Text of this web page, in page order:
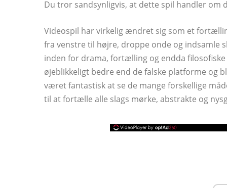
Du tror sandsynligvis, at dette spil handler om
Videospil har virkelig ændret sig som et
fra venstre til højre, droppe onde og indsamle
inden for drama, fortælling og endda
øjeblikkeligt bedre end de falske platforme og
været fantastisk at se de mange forskellige
til at fortælle alle slags mørke, abstrakte og